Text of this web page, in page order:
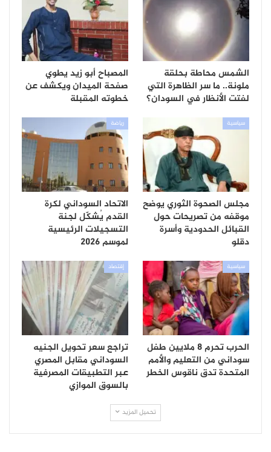
الشمس محاطة بحلقة
ملونة.. ما سر الظاهرة التي
لفتت الأنظار في السودان؟
المصباح أبو زيد يطوي
صفحة الميدان ويكشف عن
خطوته المقبلة
سياسية
مجلس الصحوة الثوري يوضح
موقفه من تصريحات حول
القبائل الحدودية وأسرة
دقلو
رياضة
الاتحاد السوداني لكرة
القدم يُشكّل لجنة
التسجيلات الرئيسية
لموسم 2026
سياسية
الحرب تحرم 8 ملايين طفل
سوداني من التعليم والأمم
المتحدة تدق ناقوس الخطر
إقتصاد
تراجع سعر تحويل الجنيه
السوداني مقابل المصري
عبر التطبيقات المصرفية
بالسوق الموازي
تحميل المزيد